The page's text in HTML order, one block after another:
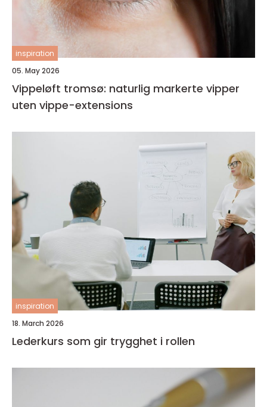
inspiration
05. May 2026
Vippeløft tromsø: naturlig markerte vipper
uten vippe-extensions
inspiration
18. March 2026
Lederkurs som gir trygghet i rollen